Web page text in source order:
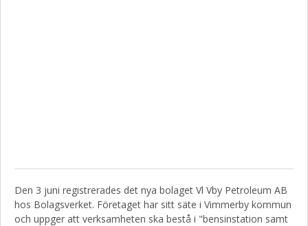
Den 3 juni registrerades det nya bolaget Vl Vby Petroleum AB
hos Bolagsverket. Företaget har sitt säte i Vimmerby kommun
och uppger att verksamheten ska bestå i "bensinstation samt